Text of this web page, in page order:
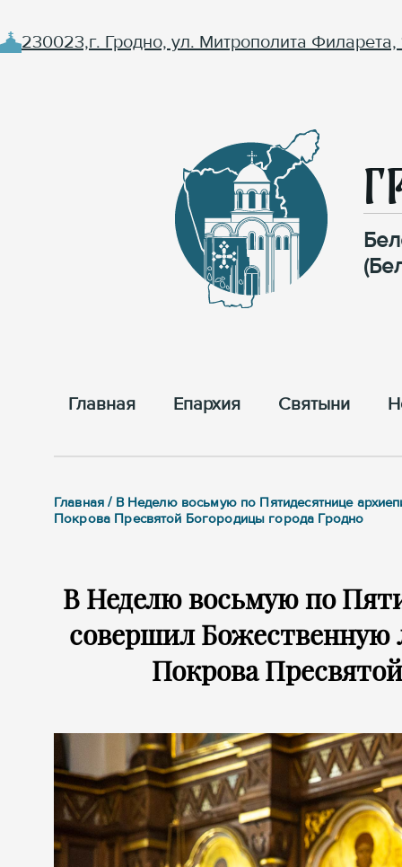
230023,г. Гродно, ул. Митрополита Филарета,
Главная Епархия Cвятыни
Главная / В Неделю восьмую по Пятидесятнице
Покрова Пресвятой Богородицы города Гродно
В Неделю восьмую по
совершил Божественную
Покрова